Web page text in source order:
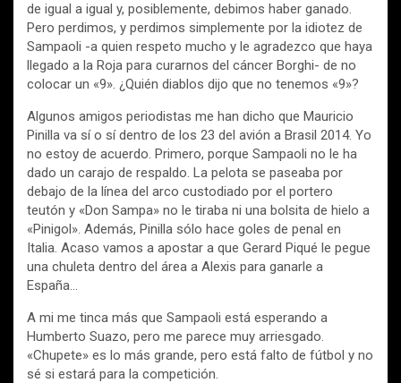
de igual a igual y, posiblemente, debimos haber ganado.
Pero perdimos, y perdimos simplemente por la idiotez de
Sampaoli -a quien respeto mucho y le agradezco que haya
llegado a la Roja para curarnos del cáncer Borghi- de no
colocar un «9». ¿Quién diablos dijo que no tenemos «9»?
Algunos amigos periodistas me han dicho que Mauricio
Pinilla va sí o sí dentro de los 23 del avión a Brasil 2014. Yo
no estoy de acuerdo. Primero, porque Sampaoli no le ha
dado un carajo de respaldo. La pelota se paseaba por
debajo de la línea del arco custodiado por el portero
teutón y «Don Sampa» no le tiraba ni una bolsita de hielo a
«Pinigol». Además, Pinilla sólo hace goles de penal en
Italia. Acaso vamos a apostar a que Gerard Piqué le pegue
una chuleta dentro del área a Alexis para ganarle a
España…
A mi me tinca más que Sampaoli está esperando a
Humberto Suazo, pero me parece muy arriesgado.
«Chupete» es lo más grande, pero está falto de fútbol y no
sé si estará para la competición.